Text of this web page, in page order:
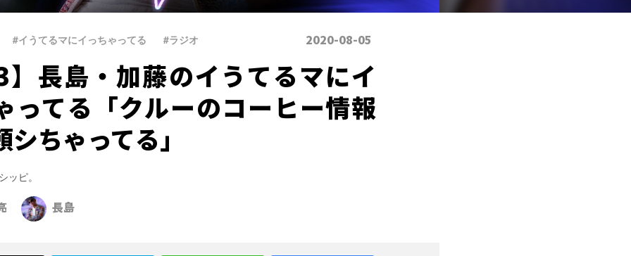
#イうてるマにイっちゃってる #ラジオ 2020-08-05
】長島・加藤のイうてるマにイ
ってる「クルーのコーヒー情報
シちゃってる」
ッピ。
長島